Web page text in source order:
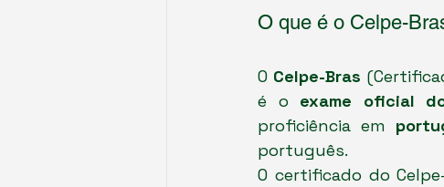
O que é o Celpe-
O Celpe-Bras
é o exame oficial
proficiência em
português.
O certificado do